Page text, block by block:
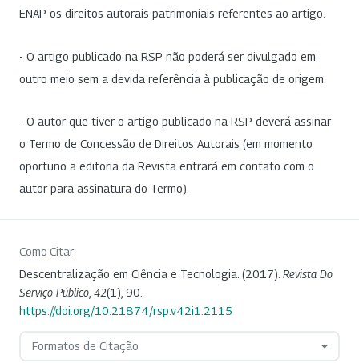
ENAP os direitos autorais patrimoniais referentes ao artigo.
- O artigo publicado na RSP não poderá ser divulgado em
outro meio sem a devida referência à publicação de origem.
- O autor que tiver o artigo publicado na RSP deverá assinar
o Termo de Concessão de Direitos Autorais (em momento
oportuno a editoria da Revista entrará em contato com o
autor para assinatura do Termo).
Como Citar
Descentralização em Ciência e Tecnologia. (2017). Revista Do
Serviço Público 42(1), 90.
https://doi.org/10.21874/rsp.v42i1.2115
Formatos de Citação